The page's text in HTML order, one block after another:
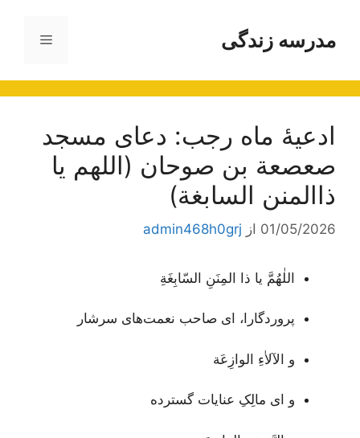
محتوامدرسه زندگی فهرست
ادعیۀ ماه رجب: دعای مسجد
صعصعة بن صوحان (اللهم یا
ذاالمنن السابغة)
01/05/2026 از admin468h0grj
اللٰهُمَّ يا ذا المِنَنِ السّابِغَةِ
پروردگارا، ای صاحب نعمت‌های سرشار
و الآلاٰءِ الوازِعَة
و ای مالِکِ عنایات گسترده